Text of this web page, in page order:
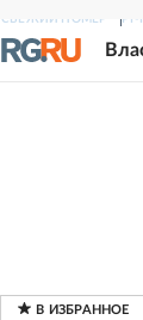
СВЕЖИЙ НОМЕР